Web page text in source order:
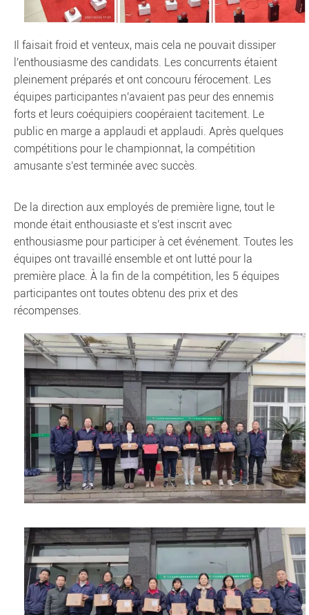
Il faisait froid et venteux, mais cela ne pouvait dissiper
l'enthousiasme des candidats. Les concurrents étaient
pleinement préparés et ont concouru férocement. Les
équipes participantes n'avaient pas peur des ennemis
forts et leurs coéquipiers coopéraient tacitement. Le
public en marge a applaudi et applaudi. Après quelques
compétitions pour le championnat, la compétition
amusante s'est terminée avec succès.
De la direction aux employés de première ligne, tout le
monde était enthousiaste et s'est inscrit avec
enthousiasme pour participer à cet événement. Toutes les
équipes ont travaillé ensemble et ont lutté pour la
première place. À la fin de la compétition, les 5 équipes
participantes ont toutes obtenu des prix et des
récompenses.